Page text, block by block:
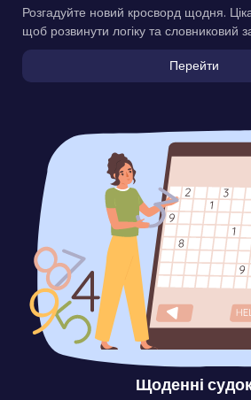
Розгадуйте новий кросворд щодня.
щоб розвинути логіку та словниковий
Перейти
Щоденні